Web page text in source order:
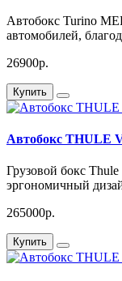
Автобокс Turino
автомобилей,
26900р.
Купить
Автобокс THULE
Грузовой бокс
эргономичный
265000р.
Купить